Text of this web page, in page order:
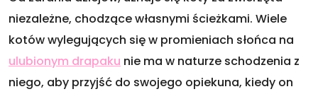
niezależne, chodzące własnymi ścieżkami. Wiele
kotów wylegujących się w promieniach słońca na
ulubionym drapaku nie ma w naturze schodzenia z
niego, aby przyjść do swojego opiekuna, kiedy on